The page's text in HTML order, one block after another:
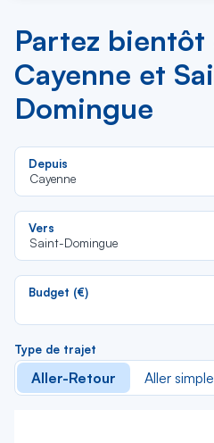
Partez bientôt
Cayenne et
Domingue
Depuis
Cayenne
Vers
Saint-Domingue
Budget (€)
Type de trajet
Aller-Retour Aller simple